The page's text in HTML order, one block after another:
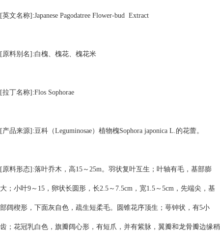
[英文名称]:Japanese Pagodatree Flower-bud Extract
[原料别名]:白槐、槐花、槐花米
[拉丁名称]:Flos Sophorae
[产品来源]:豆科（Leguminosae）植物槐Sophora japonica L.的花蕾。
[原料形态]:落叶乔木，高15～25m。羽状复叶互生；叶轴有毛，基部膨
大；小叶9～15，卵状长圆形，长2.5～7.5cm，宽1.5～5cm，先端尖，基
部阔楔形，下面灰自色，疏生短柔毛。圆锥花序顶生；萼钟状，有5小
齿；花冠乳白色，旗瓣阔心形，有短爪，并有紫脉，翼瓣和龙骨瓣边缘稍